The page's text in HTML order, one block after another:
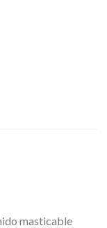
masticable